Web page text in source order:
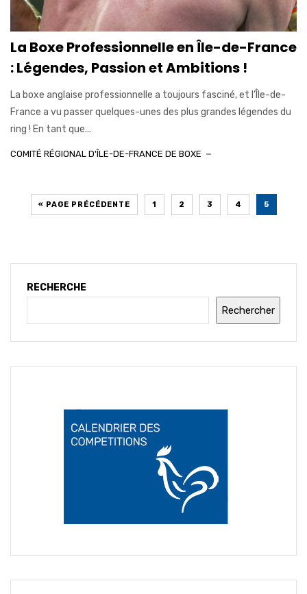
La Boxe Professionnelle en Île-de-France
: Légendes, Passion et Ambitions !
La boxe anglaise professionnelle a toujours fasciné, et l’Île-de-
France a vu passer quelques-unes des plus grandes légendes du
ring ! En tant que...
COMITÉ RÉGIONAL D'ÎLE-DE-FRANCE DE BOXE
« PAGE PRÉCÉDENTE 1 2 3 4 5
RECHERCHE
Rechercher